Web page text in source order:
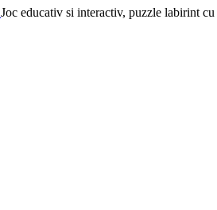
Joc educativ si interactiv, puzzle labirint